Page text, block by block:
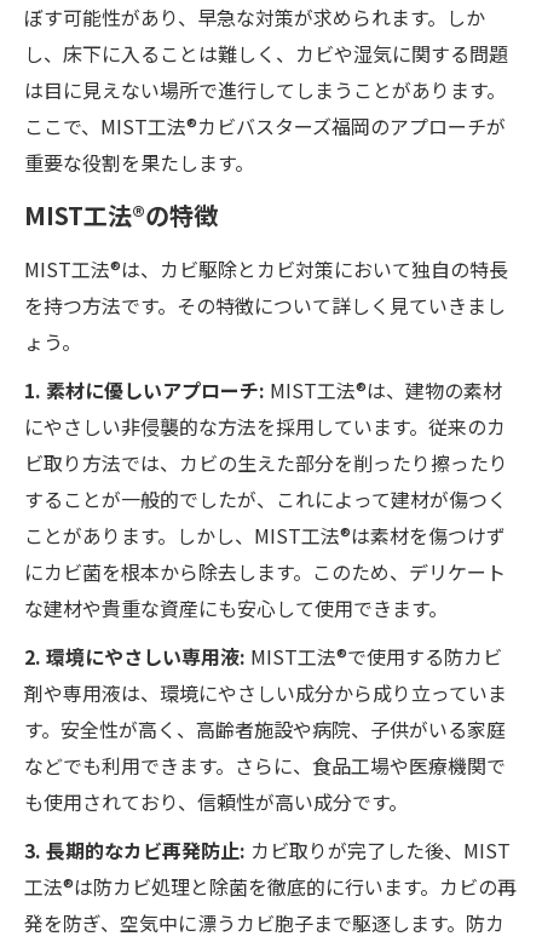
ぼす可能性があり、早急な対策が求められます。しか
し、床下に入ることは難しく、カビや湿気に関する問題
は目に見えない場所で進行してしまうことがあります。
ここで、MIST工法®カビバスターズ福岡のアプローチが
重要な役割を果たします。
MIST工法®の特徴
MIST工法®は、カビ駆除とカビ対策において独自の特長
を持つ方法です。その特徴について詳しく見ていきまし
ょう。
1. 素材に優しいアプローチ: MIST工法®は、建物の素材
にやさしい非侵襲的な方法を採用しています。従来のカ
ビ取り方法では、カビの生えた部分を削ったり擦ったり
することが一般的でしたが、これによって建材が傷つく
ことがあります。しかし、MIST工法®は素材を傷つけず
にカビ菌を根本から除去します。このため、デリケート
な建材や貴重な資産にも安心して使用できます。
2. 環境にやさしい専用液: MIST工法®で使用する防カビ
剤や専用液は、環境にやさしい成分から成り立っていま
す。安全性が高く、高齢者施設や病院、子供がいる家庭
などでも利用できます。さらに、食品工場や医療機関で
も使用されており、信頼性が高い成分です。
3. 長期的なカビ再発防止: カビ取りが完了した後、MIST
工法®は防カビ処理と除菌を徹底的に行います。カビの再
発を防ぎ、空気中に漂うカビ胞子まで駆逐します。防カ